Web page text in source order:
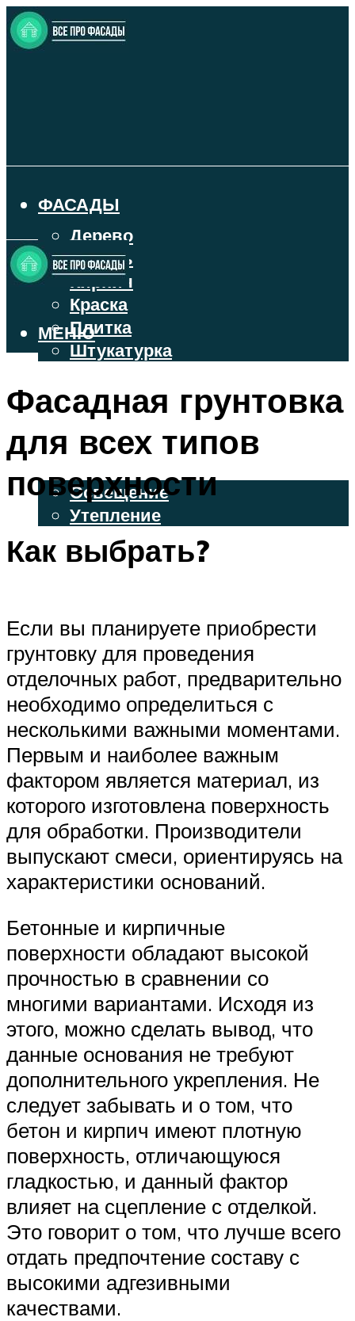
ФАСАДЫ
Дерево
Камень
Кирпич
Краска
Плитка
Штукатурка
ФАСАДНЫЙ САЙДИНГ
ОСВЕЩЕНИЕ И УТЕПЛЕНИЕ
Освещение
Утепление
ДЕКОР
МЕНЮ
Фасадная грунтовка
для всех типов
поверхности
Как выбрать?
Если вы планируете приобрести
грунтовку для проведения
отделочных работ, предварительно
необходимо определиться с
несколькими важными моментами.
Первым и наиболее важным
фактором является материал, из
которого изготовлена поверхность
для обработки. Производители
выпускают смеси, ориентируясь на
характеристики оснований.
Бетонные и кирпичные
поверхности обладают высокой
прочностью в сравнении со
многими вариантами. Исходя из
этого, можно сделать вывод, что
данные основания не требуют
дополнительного укрепления. Не
следует забывать и о том, что
бетон и кирпич имеют плотную
поверхность, отличающуюся
гладкостью, и данный фактор
влияет на сцепление с отделкой.
Это говорит о том, что лучше всего
отдать предпочтение составу с
высокими адгезивными
качествами.